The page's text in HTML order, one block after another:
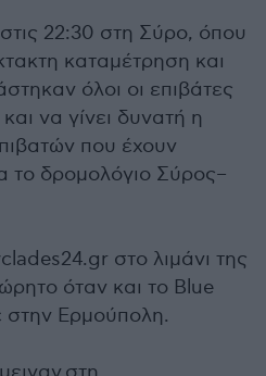
22:30 στη Σύρο, όπου
καταμέτρηση και
όλοι οι επιβάτες
να γίνει δυνατή η
που έχουν
το δρομολόγιο Σύρος–
στο λιμάνι της
όταν και το Blue
Ερμούπολη.